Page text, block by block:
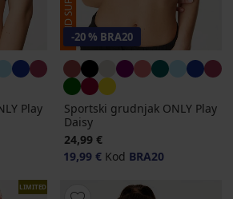
Play
-20 % BRA20
Sportski grudnjak ONLY Play
Daisy
24,99 €
19,99 € Kod BRA20
LIMITED